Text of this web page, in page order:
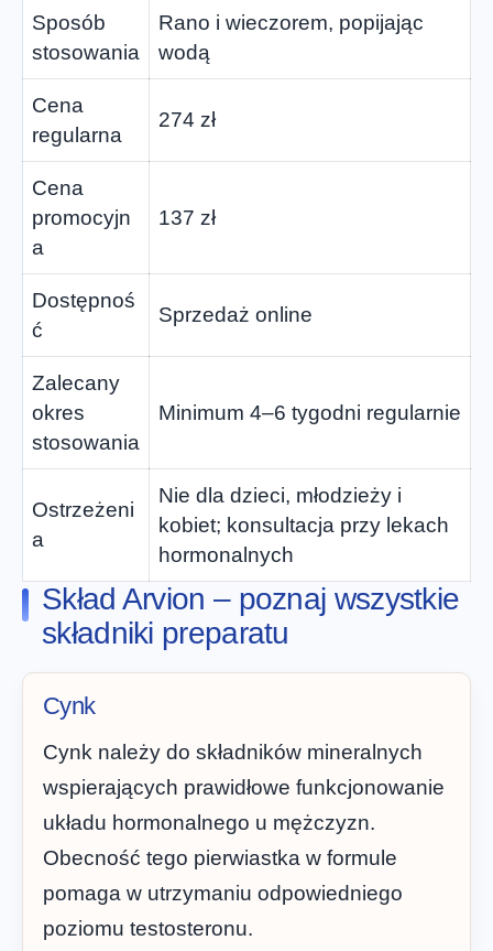
Sposób
stosowania
Rano i wieczorem, popijając
wodą
Cena
regularna
274 zł
Cena
promocyjn
a
137 zł
Dostępnoś
ć
Sprzedaż online
Zalecany
okres
stosowania
Minimum 4–6 tygodni regularnie
Ostrzeżeni
a
Nie dla dzieci, młodzieży i
kobiet; konsultacja przy lekach
hormonalnych
Skład Arvion – poznaj wszystkie
składniki preparatu
Cynk
Cynk należy do składników mineralnych
wspierających prawidłowe funkcjonowanie
układu hormonalnego u mężczyzn.
Obecność tego pierwiastka w formule
pomaga w utrzymaniu odpowiedniego
poziomu testosteronu.